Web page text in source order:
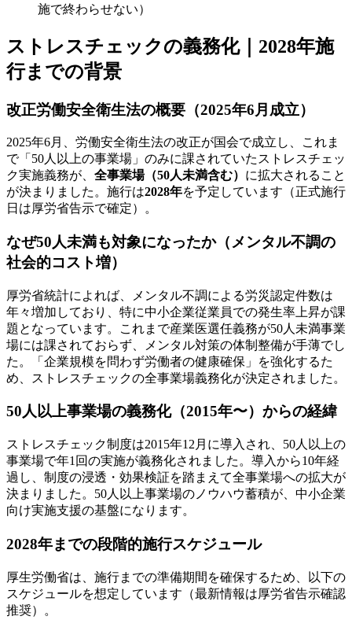
施で終わらせない）
ストレスチェックの義務化｜2028年施
行までの背景
改正労働安全衛生法の概要（2025年6月成立）
2025年6月、労働安全衛生法の改正が国会で成立し、これま
で「50人以上の事業場」のみに課されていたストレスチェッ
ク実施義務が、 全事業場（50人未満含む） に拡大されること
が決まりました。施行は2028年を予定しています（正式施行
日は厚労省告示で確定）。
なぜ50人未満も対象になったか（メンタル不調の
社会的コスト増）
厚労省統計によれば、メンタル不調による労災認定件数は
年々増加しており、特に中小企業従業員での発生率上昇が課
題となっています。これまで産業医選任義務が50人未満事業
場には課されておらず、メンタル対策の体制整備が手薄でし
た。「企業規模を問わず労働者の健康確保」を強化するた
め、ストレスチェックの全事業場義務化が決定されました。
50人以上事業場の義務化（2015年〜）からの経緯
ストレスチェック制度は2015年12月に導入され、50人以上の
事業場で年1回の実施が義務化されました。導入から10年経
過し、制度の浸透・効果検証を踏まえて全事業場への拡大が
決まりました。50人以上事業場のノウハウ蓄積が、中小企業
向け実施支援の基盤になります。
2028年までの段階的施行スケジュール
厚生労働省は、施行までの準備期間を確保するため、以下の
スケジュールを想定しています（最新情報は厚労省告示確認
推奨）。